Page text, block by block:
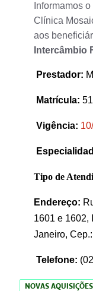
Informamos
Clínica
aos
Intercâmbio
Prestador:
Matrícula:
Vigência: 1
Tipo de
Endereço:
1601 e 1602,
Janeiro,
Telefone:
NOVAS AQUISIÇÕES